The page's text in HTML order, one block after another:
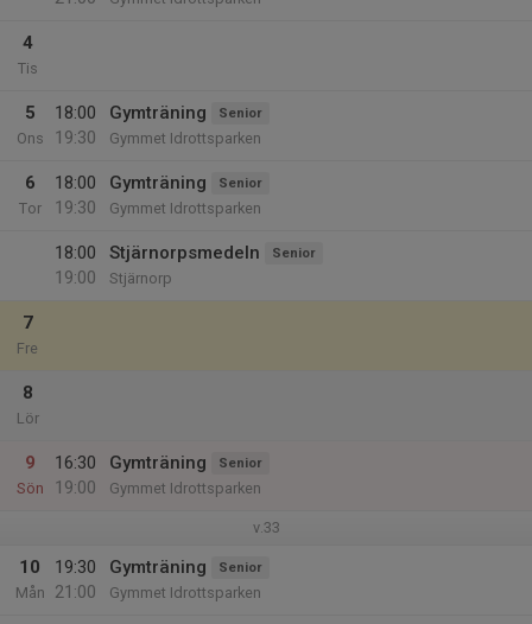
4
Tis
5
Ons
18:00
19:30
Gymträning Senior
Gymmet Idrottsparken
6
Tor
18:00
19:30
Gymträning Senior
Gymmet Idrottsparken
18:00
19:00
Stjärnorpsmedeln Senior
Stjärnorp
7
Fre
8
Lör
9
Sön
16:30
19:00
Gymträning Senior
Gymmet Idrottsparken
v.33
10
Mån
19:30
21:00
Gymträning Senior
Gymmet Idrottsparken